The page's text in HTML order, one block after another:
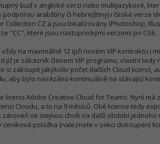
buď v anglické verzi nebo multijazykové,
podporou arabštiny či hebrejštiny) i české verze
Collection CZ a jsou lokalizovány (Photoshop,
"CC", které jsou nastupnickými verzemi po CS6.
na maximálně 12 (při novém VIP kontraktu i
již je zákazník členem VIP programu, vlastní tedy
si zakoupit jakýkoliv počet dalších Cloud licencí,
aby bylo navázáno kontinuálně na stávající
licenci Adobe Creative Cloud for Teams. Nyní má
Cloudu, a to na 9 měsíců. Obě licence tedy
zároveň ve stejnou chvíli na další období jednoho
položka (naleznete v sekci dokoupení